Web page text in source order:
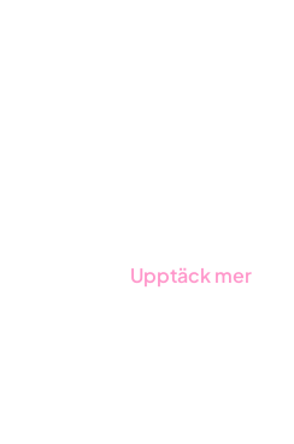
Upptäck mer